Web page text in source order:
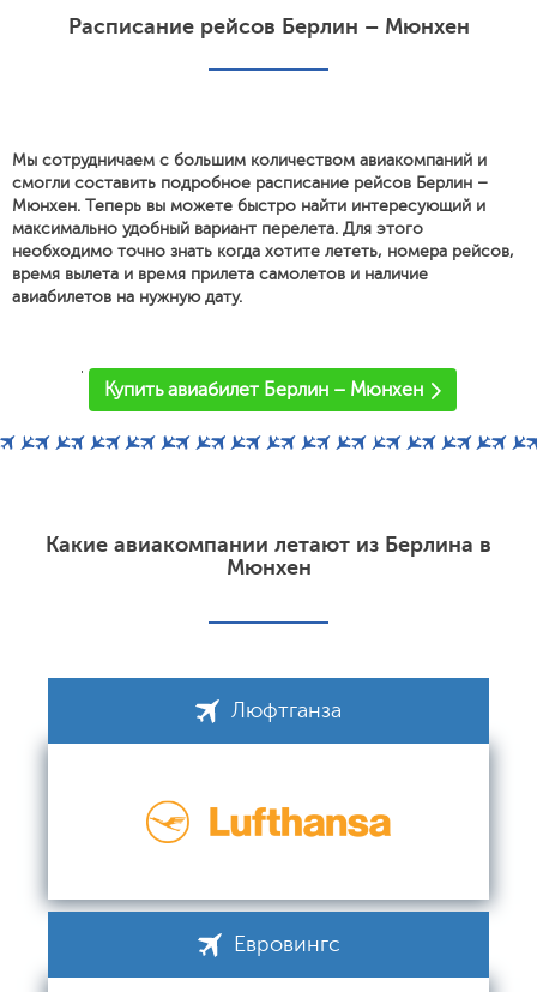
Расписание рейсов Берлин – Мюнхен
Мы сотрудничаем с большим количеством авиакомпаний и
смогли составить подробное расписание рейсов Берлин –
Мюнхен. Теперь вы можете быстро найти интересующий и
максимально удобный вариант перелета. Для этого
необходимо точно знать когда хотите лететь, номера рейсов,
время вылета и время прилета самолетов и наличие
авиабилетов на нужную дату.
'
Купить авиабилет Берлин – Мюнхен
Какие авиакомпании летают из Берлина в
Мюнхен
Люфтганза
Евровингс